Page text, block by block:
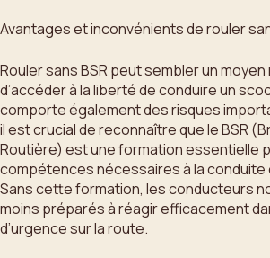
Avantages et inconvénients de rouler
Rouler sans BSR peut sembler un
d’accéder à la liberté de conduire un
comporte également des risques
il est crucial de reconnaître que le BSR
Routière) est une formation essentielle
compétences nécessaires à la
Sans cette formation, les conducteurs
moins préparés à réagir efficacement
d’urgence sur la route.